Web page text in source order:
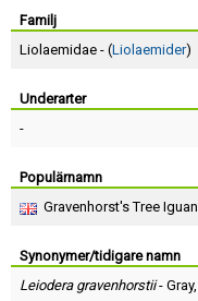
Familj
Liolaemidae - (Liolaemider)
Underarter
-
Populärnamn
Gravenhorst's Tree
Synonymer/tidigare namn
Leiodera gravenhorstii- Gray
Terms of Service